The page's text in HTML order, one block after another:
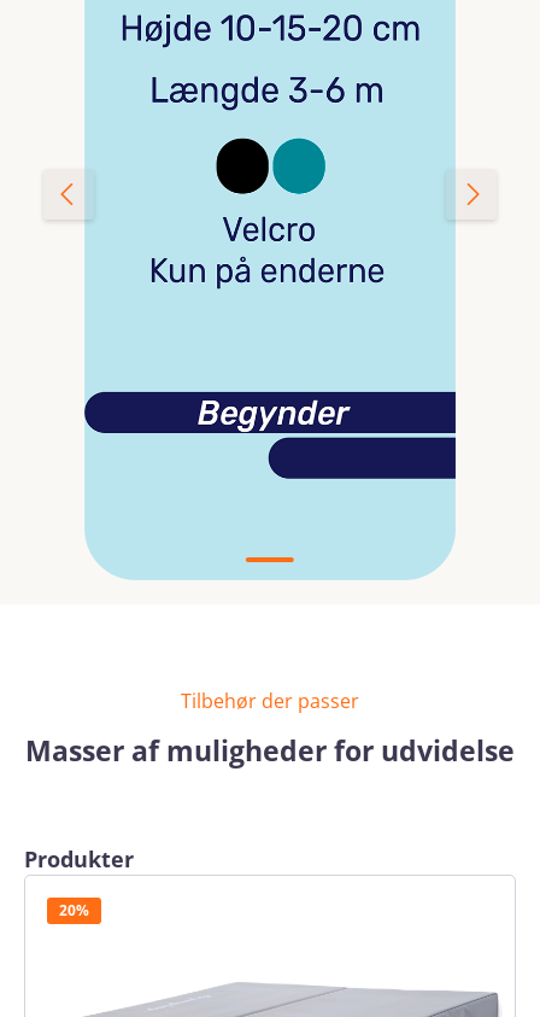
Tilbehør der passer
Masser af muligheder for udvidelse
Skip product gallery
Produkter
20%